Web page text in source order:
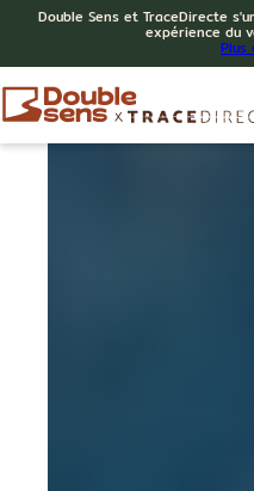
Double Sens et TraceDirecte
expérience du
Plus